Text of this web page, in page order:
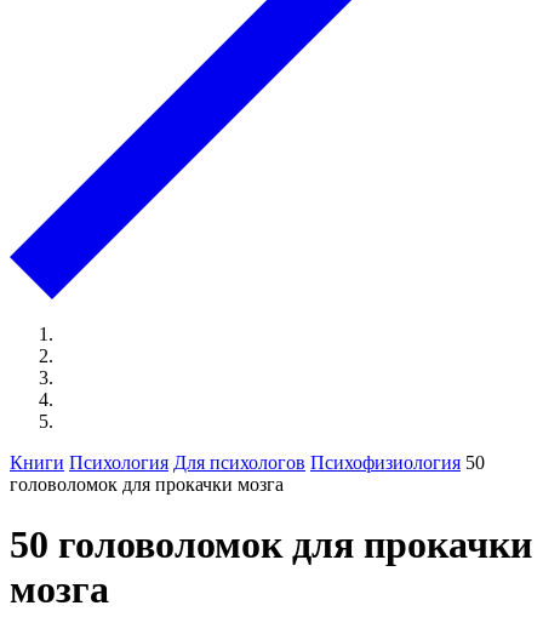
Книги Психология Для психологов Психофизиология 50
головоломок для прокачки мозга
50 головоломок для прокачки
мозга